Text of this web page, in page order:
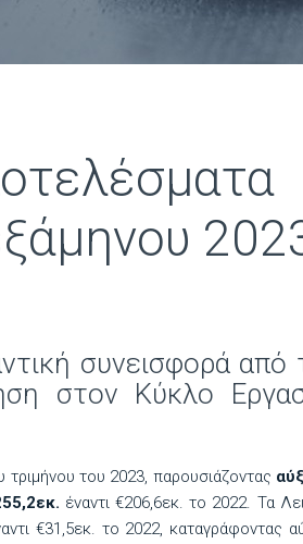
συνεισφορά από
στον Κύκλο
του 2023, παρουσιάζοντας
έναντι €206,6εκ. το 2022. Τα
€31,5εκ. το 2022, καταγράφοντας